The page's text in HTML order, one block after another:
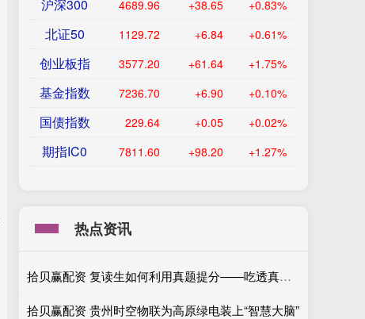
沪深300 4689.96 +38.65 +0.83%
北证50 1129.72 +6.84 +0.61%
创业板指 3577.20 +61.64 +1.75%
基金指数 7236.70 +6.90 +0.10%
国债指数 229.64 +0.05 +0.02%
期指IC0 7811.60 +98.20 +1.27%
热点资讯
拾贝赢配资 复读生如何利用真题提分——吃透真题，把握高考规律
拾贝赢配资 贵州时空物联为高原绿电装上“智慧大脑”